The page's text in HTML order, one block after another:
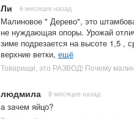
Ли 6 месяцев назад
Малиновое " Дерево", это
не нуждающая опоры. Урожай
зиме подрезается на высоте 1,5 ,
верхние ветки, ещё
людмила 8 месяцев назад
а зачем яйцо?